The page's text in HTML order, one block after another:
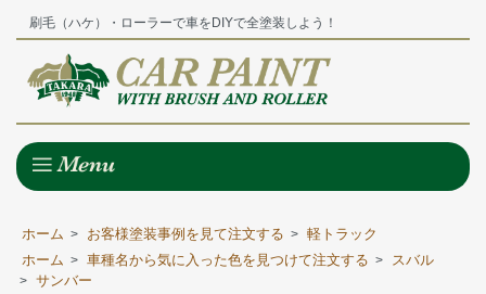
刷毛（ハケ）・ローラーで車をDIYで全塗装しよう！
ホーム > お客様塗装事例を見て注文する > 軽トラック
ホーム > 車種名から気に入った色を見つけて注文する > スバル
> サンバー